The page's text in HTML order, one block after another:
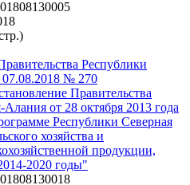
Республики
07.08.2018 № 270
Правительства
от 28 октября 2013 года
Республики Северная
хозяйства и
продукции,
2020 годы"